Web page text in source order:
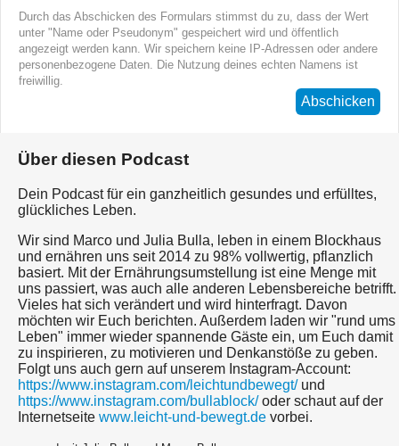
Durch das Abschicken des Formulars stimmst du zu, dass der Wert
unter "Name oder Pseudonym" gespeichert wird und öffentlich
angezeigt werden kann. Wir speichern keine IP-Adressen oder andere
personenbezogene Daten. Die Nutzung deines echten Namens ist
freiwillig.
Abschicken
Über diesen Podcast
Dein Podcast für ein ganzheitlich gesundes und erfülltes,
glückliches Leben.
Wir sind Marco und Julia Bulla, leben in einem Blockhaus
und ernähren uns seit 2014 zu 98% vollwertig, pflanzlich
basiert. Mit der Ernährungsumstellung ist eine Menge mit
uns passiert, was auch alle anderen Lebensbereiche betrifft.
Vieles hat sich verändert und wird hinterfragt. Davon
möchten wir Euch berichten. Außerdem laden wir "rund ums
Leben" immer wieder spannende Gäste ein, um Euch damit
zu inspirieren, zu motivieren und Denkanstöße zu geben.
Folgt uns auch gern auf unserem Instagram-Account:
https://www.instagram.com/leichtundbewegt/und
https://www.instagram.com/bullablock/oder schaut auf der
Internetseite www.leicht-und-bewegt.de vorbei.